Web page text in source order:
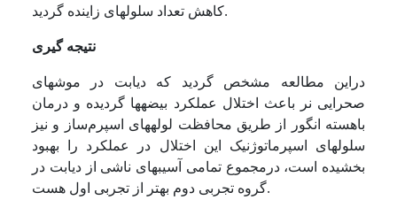
کاهش تعداد سلول­های زاینده گردید.
نتیجه­ گیری
دراین مطالعه مشخص گردید که دیابت در موش­های
صحرایی نر باعث اختلال عملکرد بیضه­ها گردیده و درمان
باهسته انگور از طریق محافظت لوله­های اسپرم‌ساز و نیز
سلول­های اسپرماتوژنیک این اختلال در عملکرد را بهبود
بخشیده است، درمجموع تمامی آسیب­های ناشی از دیابت در
گروه تجربی دوم بهتر از تجربی اول هست.